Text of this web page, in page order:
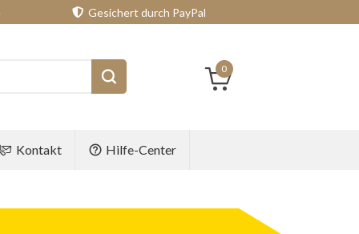
Gesichert durch PayPal
0
Kontakt Hilfe-Center